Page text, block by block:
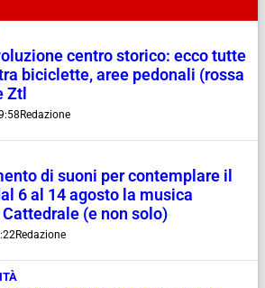
centro storico: ecco tutte
biciclette, aree pedonali (rossa
Ztl
Redazione
di suoni per contemplare il
6 al 14 agosto la musica
(e non solo)
Redazione